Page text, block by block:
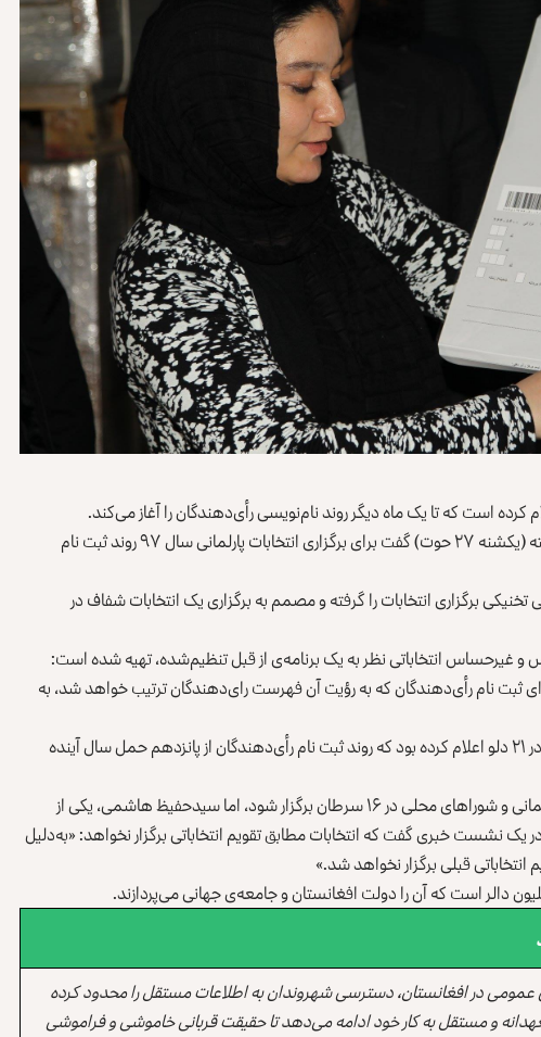
است که تا یک ماه دیگر روند نام‌نویسی رأی‌دهندگان را آغاز می‌کند.
کمیسیون انتخابات با نشر خبرنامه‌یی روز گذشته (یکشنه ۲۷ حوت) گفت برای برگزاری انتخابات پارلمانی سال ۹۷ روند ثبت نام
برگزاری انتخابات را گرفته و مصمم به برگزاری یک انتخابات شفاف در
غیرحساس انتخاباتی نظر به یک برنامه‌ی از قبل تنظیم‌شده، تهیه شده است:
نام رأی‌دهندگان که به رؤیت آن فهرست رای‌دهندگان ترتیب خواهد شد، به
پیش از این معاون اجرایی کمیسیون انتخابات در ۲۱ دلو اعلام کرده بود که روند ثبت نام رأی‌دهندگان از پانزدهم حمل سال آینده
بر اساس تقویم انتخاباتی، قرار بود انتخابات پارلمانی و شوراهای محلی در ۱۶ سرطان برگزار شود، اما سیدحفیظ هاشمی، یکی از
مستقل انتخابات در ۱۵ دلو در یک نشست خبری گفت که انتخابات مطابق تقویم انتخاباتی برگزار نخواهد: «به‌دلیل
قبلی برگزار نخواهد شد.»
در افغانستان، دسترسی شهروندان به اطلاعات مستقل را محدود کرده
و مستقل به کار خود ادامه می‌دهد تا حقیقت قربانی خاموشی و فراموشی